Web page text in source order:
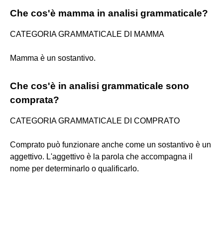
Che cos'è mamma in analisi grammaticale?
CATEGORIA GRAMMATICALE DI MAMMA
Mamma è un sostantivo.
Che cos'è in analisi grammaticale sono
comprata?
CATEGORIA GRAMMATICALE DI COMPRATO
Comprato può funzionare anche come un sostantivo è un
aggettivo. L'aggettivo è la parola che accompagna il
nome per determinarlo o qualificarlo.